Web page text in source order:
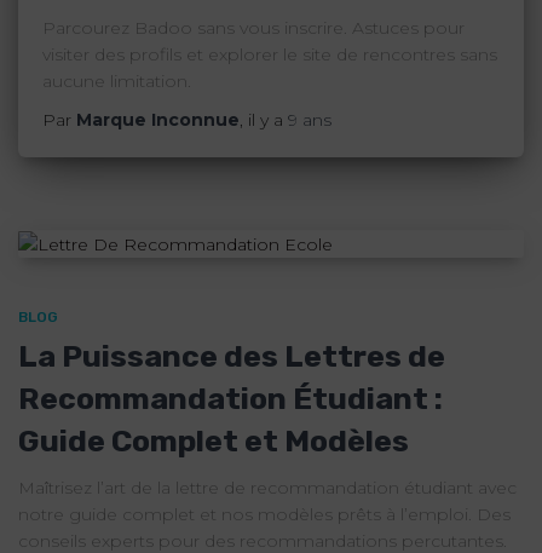
Parcourez Badoo sans vous inscrire. Astuces pour
visiter des profils et explorer le site de rencontres sans
aucune limitation.
Par Marque Inconnue, il y a 9 ans
BLOG
La Puissance des Lettres de
Recommandation Étudiant :
Guide Complet et Modèles
Maîtrisez l’art de la lettre de recommandation étudiant avec
notre guide complet et nos modèles prêts à l’emploi. Des
conseils experts pour des recommandations percutantes.